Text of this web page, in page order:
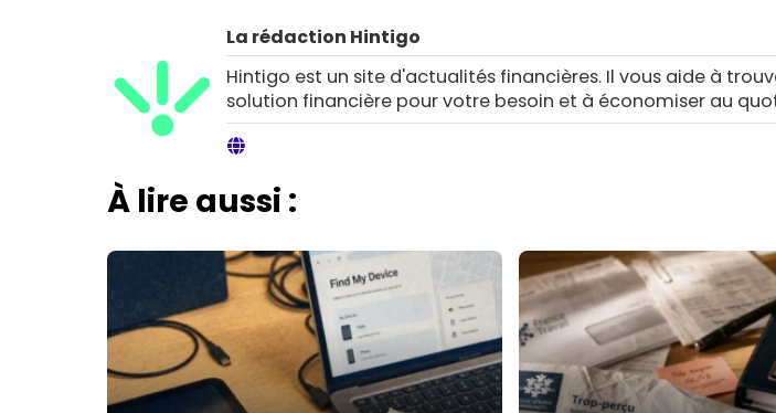
La rédaction Hintigo
Hintigo est un site d'actualités financières. Il vous aide à
solution financière pour votre besoin et à économiser au
À lire aussi :